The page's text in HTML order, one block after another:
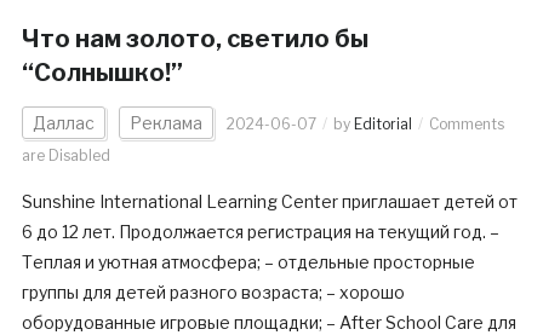
Что нам золото, светило бы
“Солнышко!”
Даллас Реклама 2024-06-07 by Editorial
Comments
are Disabled
Sunshine International Learning Center приглашает детей от
6 до 12 лет. Продолжается регистрация на текущий год. –
Теплая и уютная атмосфера; – отдельные просторные
группы для детей разного возраста; – хорошо
оборудованные игровые площадки; – After School Care для